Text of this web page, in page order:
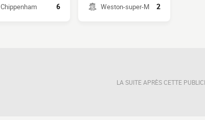
Chippenham
6
Weston-super-M
2
LA SUITE APRÈS CETTE